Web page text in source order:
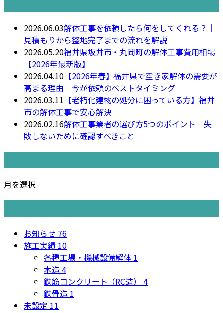
2026.06.03解体工事を依頼したら何をしてくれる？｜
見積もりから整地完了までの流れを解説
2026.05.20福井県坂井市・丸岡町の解体工事費用相場
【2026年最新版】
2026.04.10 【2026年春】福井県で空き家解体の需要が
高まる理由｜今が依頼のベストタイミング
2026.03.11 【老朽化建物の処分に困っている方】福井
市の解体工事で安心解決
2026.02.16解体工事業者の選び方5つのポイント｜失
敗しないために確認すべきこと
月を選択
お知らせ 76
施工実績 10
各種工場・機械設備解体 1
木造4
鉄筋コンクリート（RC造） 4
鉄骨造 1
未設定 11